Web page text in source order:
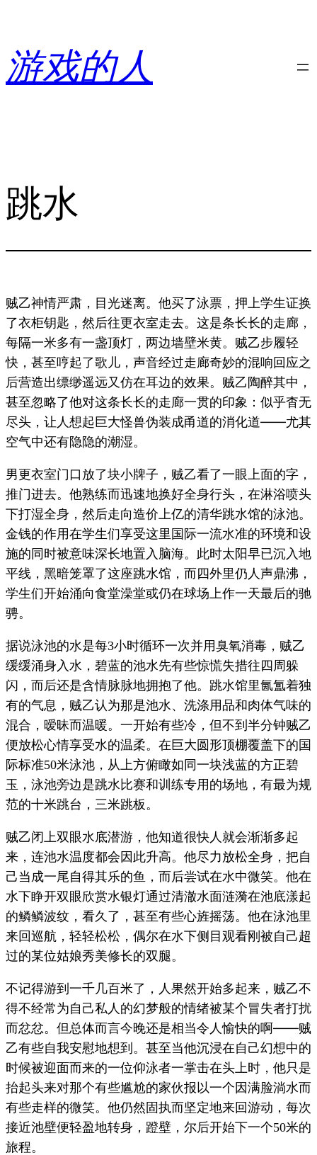
内
容
游戏的人
跳水
贼乙神情严肃，目光迷离。他买了泳票，押上学生证换
了衣柜钥匙，然后往更衣室走去。这是条长长的走廊，
每隔一米多有一盏顶灯，两边墙壁米黄。贼乙步履轻
快，甚至哼起了歌儿，声音经过走廊奇妙的混响回应之
后营造出缥缈遥远又仿在耳边的效果。贼乙陶醉其中，
甚至忽略了他对这条长长的走廊一贯的印象：似乎杳无
尽头，让人想起巨大怪兽伪装成甬道的消化道——尤其
空气中还有隐隐的潮湿。
男更衣室门口放了块小牌子，贼乙看了一眼上面的字，
推门进去。他熟练而迅速地换好全身行头，在淋浴喷头
下打湿全身，然后走向造价上亿的清华跳水馆的泳池。
金钱的作用在学生们享受这里国际一流水准的环境和设
施的同时被意味深长地置入脑海。此时太阳早已沉入地
平线，黑暗笼罩了这座跳水馆，而四外里仍人声鼎沸，
学生们开始涌向食堂澡堂或仍在球场上作一天最后的驰
骋。
据说泳池的水是每3小时循环一次并用臭氧消毒，贼乙
缓缓涌身入水，碧蓝的池水先有些惊慌失措往四周躲
闪，而后还是含情脉脉地拥抱了他。跳水馆里氤氲着独
有的气息，贼乙认为那是池水、洗涤用品和肉体气味的
混合，暧昧而温暖。一开始有些冷，但不到半分钟贼乙
便放松心情享受水的温柔。在巨大圆形顶棚覆盖下的国
际标准50米泳池，从上方俯瞰如同一块浅蓝的方正碧
玉，泳池旁边是跳水比赛和训练专用的场地，有最为规
范的十米跳台，三米跳板。
贼乙闭上双眼水底潜游，他知道很快人就会渐渐多起
来，连池水温度都会因此升高。他尽力放松全身，把自
己当成一尾自得其乐的鱼，而后尝试在水中微笑。他在
水下睁开双眼欣赏水银灯通过清澈水面涟漪在池底漾起
的鳞鳞波纹，看久了，甚至有些心旌摇荡。他在泳池里
来回巡航，轻轻松松，偶尔在水下侧目观看刚被自己超
过的某位姑娘秀美修长的双腿。
不记得游到一千几百米了，人果然开始多起来，贼乙不
得不经常为自己私人的幻梦般的情绪被某个冒失者打扰
而忿忿。但总体而言今晚还是相当令人愉快的啊——贼
乙有些自我安慰地想到。甚至当他沉浸在自己幻想中的
时候被迎面而来的一位仰泳者一掌击在头上时，他只是
抬起头来对那个有些尴尬的家伙报以一个因满脸淌水而
有些走样的微笑。他仍然固执而坚定地来回游动，每次
接近池壁便轻盈地转身，蹬壁，尔后开始下一个50米的
旅程。